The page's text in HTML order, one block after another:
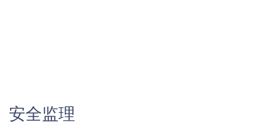
安全监理